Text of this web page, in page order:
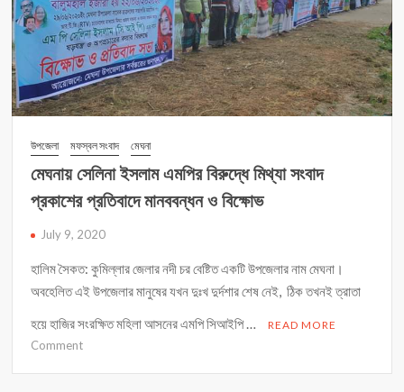
উপজেলা মফস্বল সংবাদ মেঘনা
মেঘনায় সেলিনা ইসলাম এমপির বিরুদ্ধে মিথ্যা সংবাদ
প্রকাশের প্রতিবাদে মানববন্ধন ও বিক্ষোভ
July 9, 2020
হালিম সৈকত: কুমিল্লার জেলার নদী চর বেষ্টিত একটি উপজেলার নাম মেঘনা।
অবহেলিত এই উপজেলার মানুষের যখন দুঃখ দুর্দশার শেষ নেই, ঠিক তখনই ত্রাতা
হয়ে হাজির সংরক্ষিত মহিলা আসনের এমপি সিআইপি …
READ MORE
Commenton